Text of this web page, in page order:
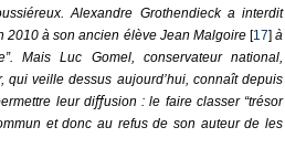
Alexandre Grothendieck a interdit
2010 à son ancien élève Jean Malgoire[17] à
Mais Luc Gomel, conservateur national,
qui veille dessus aujourd’hui, connaît depuis
leur diﬀusion : le faire classer “trésor
et donc au refus de son auteur de les